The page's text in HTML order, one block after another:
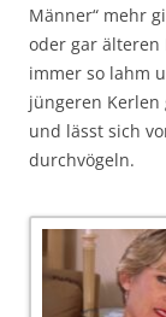
Männer“ mehr
oder gar älteren
immer so lahm
jüngeren Kerlen
und lässt sich
durchvögeln.